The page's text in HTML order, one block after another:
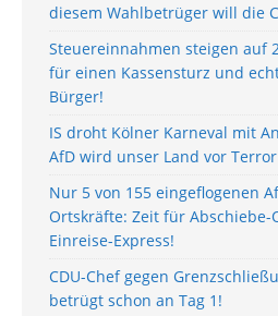
diesem Wahlbetrüger will die
Steuereinnahmen steigen auf
für einen Kassensturz und
Bürger!
IS droht Kölner Karneval mit
AfD wird unser Land vor
Nur 5 von 155 eingeflogenen
Ortskräfte: Zeit für Abschiebe-
Einreise-Express!
CDU-Chef gegen
betrügt schon an Tag 1!